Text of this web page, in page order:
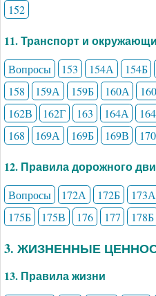
152
11. Транспорт и
Вопросы 153 154А 154Б
158
159А 159Б 160А
162В
162Г 163 164А
168
169А 169Б 169В 170
12. Правила дорожного
Вопросы 172А 172Б 173А
175Б
175В 176 177 178Б
3. ЖИЗНЕННЫЕ
13. Правила жизни